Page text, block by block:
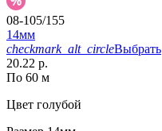
08-105/155
14мм
checkmark_alt_circleВыбрать
20.22 р.
По 60 м
Цвет голубой